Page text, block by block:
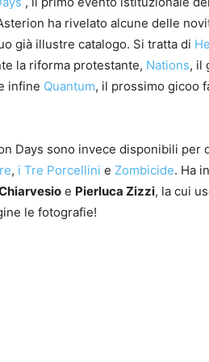
ha rivelato alcune delle
già illustre catalogo. Si tratta di
la riforma protestante, Nations, il
infine Quantum, il prossimo gicoo
Days sono invece disponibili per
, i Tre Porcellini e Zombicide. Ha
e Pierluca Zizzi, la cui
le fotografie!